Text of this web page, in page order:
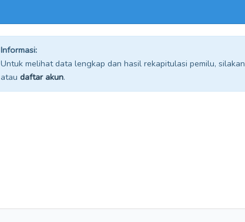
Informasi:
Untuk melihat data lengkap dan hasil rekapitulasi pemilu, silakan
atau daftar akun.